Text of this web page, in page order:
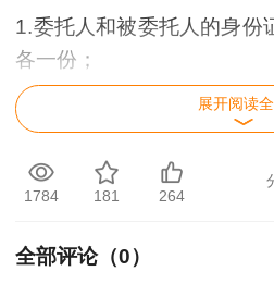
1.委托人和被委托人的身份
各一份；
2.委托人亲笔签署的个人授
二、证书领取地址
济南市市中区卧龙路128号
展开阅读
1784 181 264
全部评论（0）